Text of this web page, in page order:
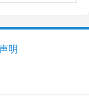
明